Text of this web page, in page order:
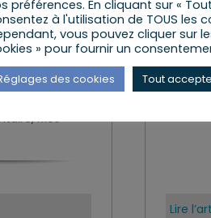
de la
de
,Mes
9, Le
Lire
préférences. En cliquant sur «
à l'utilisation de TOUS les
vous pouvez cliquer sur
» pour fournir un
des cookies Tout